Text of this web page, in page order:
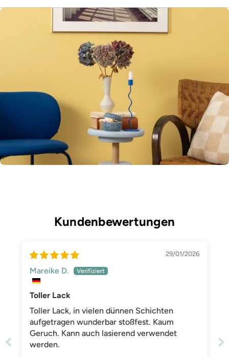
Kundenbewertungen
29/01/2026
Mareike D.
Toller Lack
Toller Lack, in vielen dünnen Schichten
aufgetragen wunderbar stoßfest. Kaum
Geruch. Kann auch lasierend verwendet
werden.